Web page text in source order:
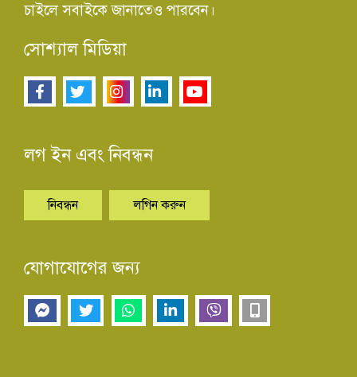
চাইলে সবাইকে জানাতেও পারবেন।
সোশ্যাল মিডিয়া
লগ ইন এবং নিবন্ধন
নিবন্ধন লগিন করুন
যোগাযোগের জন্য